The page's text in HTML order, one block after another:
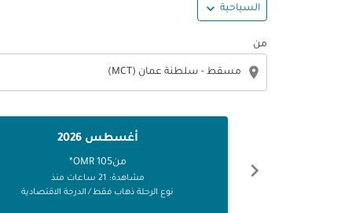
السياحية expand_more
من
location_on
chevron_left
أغسطس 2026
من105 OMR
*
مشاهدة: 21 ساعات منذ
نوع الرحلة ذهاب فقط/ الدرجة الاقتصادية